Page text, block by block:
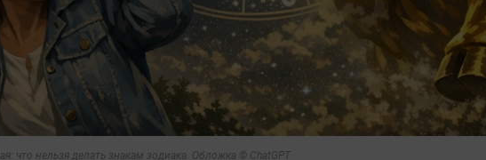
что нельзя делать знакам зодиака. Обложка © ChatGPT